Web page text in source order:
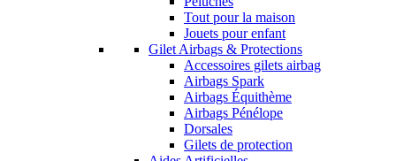
Tout pour la maison
Jouets pour enfant
Gilet Airbags & Protections
Accessoires gilets airbag
Airbags Spark
Airbags Équithème
Airbags Pénélope
Dorsales
Gilets de protection